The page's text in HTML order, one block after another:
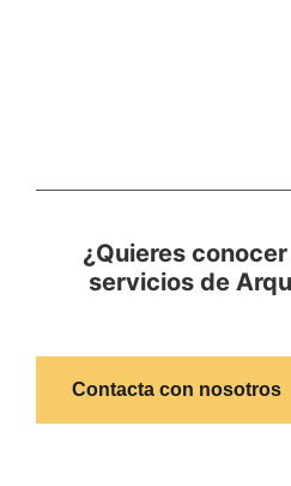
¿Quieres
servicios de
Contacta con nosotros